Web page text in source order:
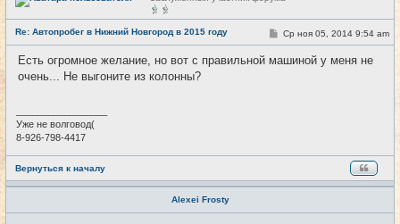
е
е
т
и
Re: Автопробег в Нижний Новгород в 2015 году #10
С
о
б
Ср ноя 05, 2014 9:54 am
Есть огромное желание, но вот с правильной машиной у меня не
очень... Не выгоните из колонны?
Уже не волговод(
8-926-798-4417
Вернуться к началу
Alexei Frosty